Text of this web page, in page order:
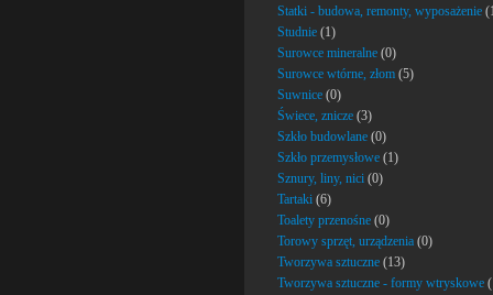
Statki - budowa, remonty, wyposażenie
Studnie (1)
Surowce mineralne (0)
Surowce wtórne, złom (5)
Suwnice (0)
Świece, znicze (3)
Szkło budowlane (0)
Szkło przemysłowe (1)
Sznury, liny, nici (0)
Tartaki (6)
Toalety przenośne (0)
Torowy sprzęt, urządzenia (0)
Tworzywa sztuczne (13)
Tworzywa sztuczne - formy wtryskowe